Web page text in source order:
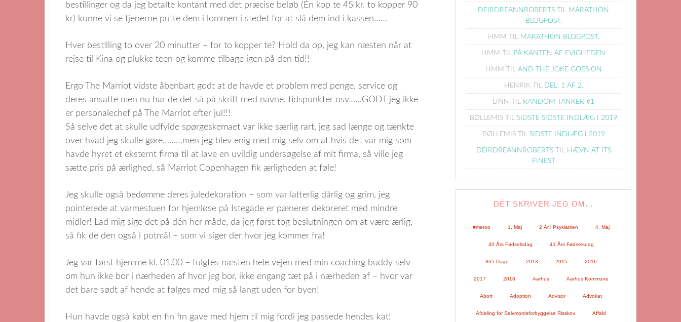
bestillinger og da jeg betalte kontant med det præcise beløb (Én kop te 45 kr. to kopper 90
kr) kunne vi se tjenerne putte dem i lommen i stedet for at slå dem ind i kassen……
Hver bestilling to over 20 minutter – for to kopper te? Hold da op, jeg kan næsten når at
rejse til Kina og plukke teen og komme tilbage igen på den tid!!
Ergo The Marriot vidste åbenbart godt at de havde et problem med penge, service og
deres ansatte men nu har de det så på skrift med navne, tidspunkter osv……GODT jeg ikke
er personalechef på The Marriot efter jul!!!
Så selve det at skulle udfylde spørgeskemaet var ikke særlig rart, jeg sad længe og tænkte
over hvad jeg skulle gøre………men jeg blev enig med mig selv om at hvis det var mig som
havde hyret et eksternt firma til at lave en uvildig undersøgelse af mit firma, så ville jeg
sætte pris på ærlighed, så Marriot Copenhagen fik ærligheden at føle!
Jeg skulle også bedømme deres juledekoration – som var latterlig dårlig og grim, jeg
pointerede at varmestuen for hjemløse på Istegade er pænerer dekoreret med mindre
midler! Lad mig sige det på dén her måde, da jeg først tog beslutningen om at være ærlig,
så fik de den også i potmål – som vi siger der hvor jeg kommer fra!
Jeg var først hjemme kl. 01.00 – fulgtes næsten hele vejen med min coaching buddy selv
om hun ikke bor i nærheden af hvor jeg bor, ikke engang tæt på i nærheden af – hvor var
det bare sødt af hende at følges med mig så langt uden for byen!
Hun havde også købt en fin fin gave med hjem til mig fordi jeg passede hendes kat!
DEIRDREANNROBERTS TIL MARATHON
BLOGPOST.
HMM TIL MARATHON BLOGPOST.
HMM TIL PÅ KANTEN AF EVIGHEDEN
HMM TIL AND THE JOKE GOES ON
HENRIKTIL DEL: 1 AF 2.
LINN TIL RANDOM TANKER #1
BØLLEMIS TIL SIDSTE SIDSTE INDLÆG I 2019
BØLLEMISTIL SIDSTE INDLÆG I 2019
DEIRDREANNROBERTSTIL HÆVN AT ITS
FINEST
DÉT SKRIVER JEG OM…
#metoo 1. Maj 2 År i Psykiatrien 4. Maj
40 Års Fødselsdag 41 Års Fødselsdag
365 Dage 2013 2015 2016
2017 2018 Aarhus Aarhus Kommune
Abort Adoption Advisor Advokat
Afdeling for Selvmordsforbyggelse Risskov Affald